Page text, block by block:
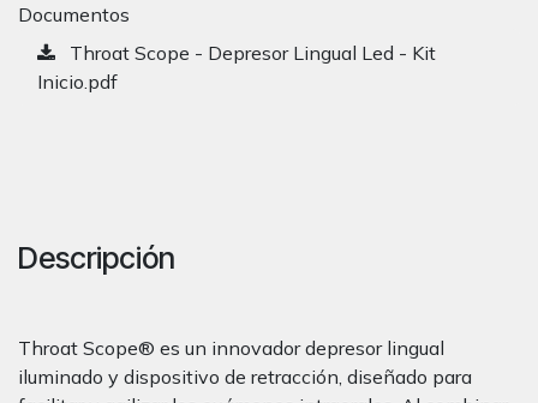
Documentos
Throat Scope - Depresor Lingual Led - Kit
Inicio.pdf
Descripción
Throat Scope® es un innovador depresor lingual
iluminado y dispositivo de retracción, diseñado para